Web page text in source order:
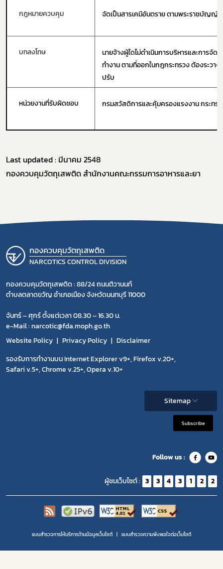
กฎหมายควบคุม จัดเป็นสารเคมีอันตราย ตามพระราชบัญญั
บทลงโทษ
นายจ้างผู้ใดไม่ดำเนินการบริหารและการจั
ทำงาน ตามที่ออกในกฎกระทรวง ต้องระวา
ปรับ
หน่วยงานที่รับผิดชอบ กรมสวัสดิการและคุ้มครองแรงงาน กระทร
Last updated : มีนาคม 2548
กองควบคุมวัตถุเสพติด สำนักงานคณะกรรมการอาหารและยา
กองควบคุมวัตถุเสพติด
NARCOTICS CONTROL DIVISION
กองควบคุมวัตถุเสพติด : 88/24 ถนนติวานนท์
ตำบลตลาดขวัญ อำเภอเมือง จังหวัดนนทบุรี 11000
จันทร์ – ศุกร์ ตั้งแต่เวลา 08.30 – 16.30 น.
e-Mail : narcotic@fda.moph.go.th
Website Policy
Privacy Policy
Disclaimer
รองรับการทำงานบน Internet Explorer v9+, Firefox v.20+,
Safari v.5+, Chrome v.25+, Opera v.10+
Sitemap
Subscribe
Follow us :
ผู้ชมเว็บไซต์ : 3 3 4 3 1 2 2
แบบสำรวจการให้บริการด้านข้อมูลเว็บไซต์ แบบสำรวจความพีงพอใจต่อเว็บไซต์
การขออนุญาต
ข่าวประชาสัมพันธ์